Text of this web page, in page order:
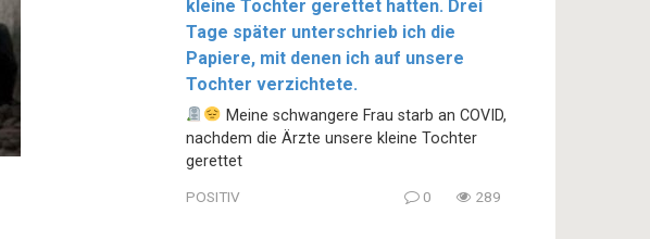
kleine Tochter gerettet hatten. Drei
Tage später unterschrieb ich die
Papiere, mit denen ich auf unsere
Tochter verzichtete.
Meine schwangere Frau starb an COVID,
nachdem die Ärzte unsere kleine Tochter
gerettet
POSITIV 0 289